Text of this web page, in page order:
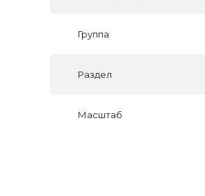
Группа
Раздел
Масштаб